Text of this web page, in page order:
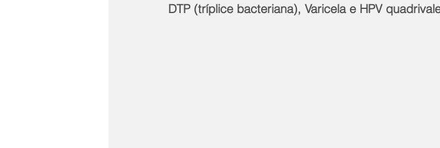
DTP (tríplice bacteriana), Varicela e HPV